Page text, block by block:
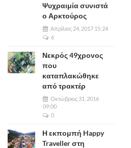
Ψυχραιμία συνιστά
ο Αρκτούρος
Απρίλιος 24, 2017 15:24
6
Νεκρός 49χρονος
που
καταπλακώθηκε
από τρακτέρ
Οκτώβριος 31, 2016
09:00
0
Η εκπομπή Happy
Traveller στη